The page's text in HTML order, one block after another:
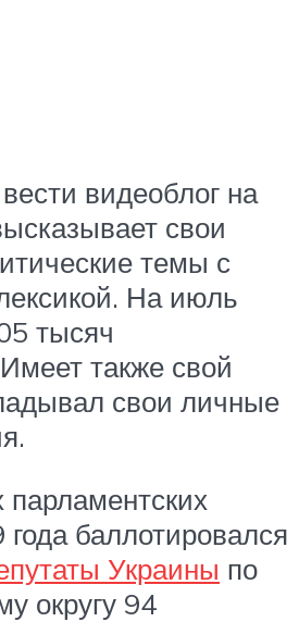
видеоблог на
свои
темы с
На июль
тысяч
также свой
свои личные
баллотировался
Украины по
округу 94